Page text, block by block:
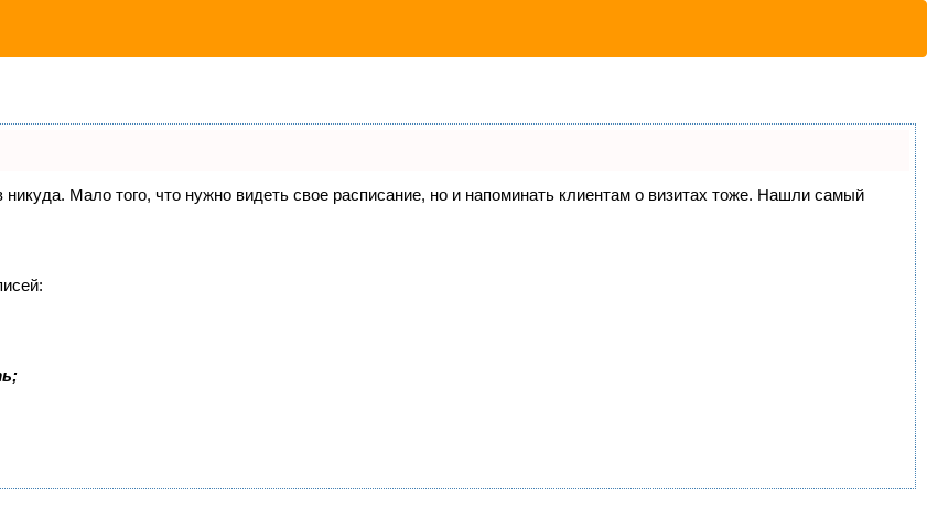
Мало того, что нужно видеть свое расписание, но и напоминать клиентам о визитах тоже. Нашли самый